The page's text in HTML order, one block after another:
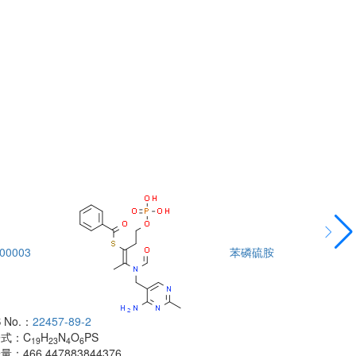
苯磷硫胺
： 22457-89-2
： C19H23N4O6PS
： 466.447883844376
DTA00004